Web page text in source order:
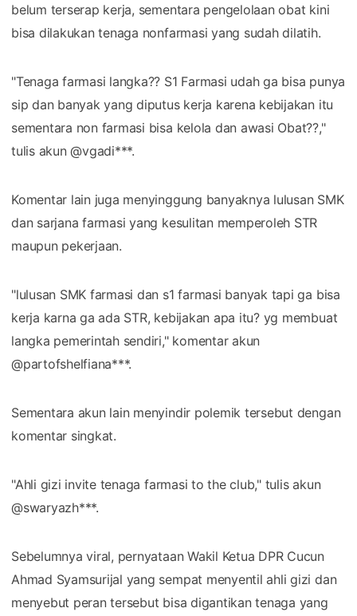
belum terserap kerja, sementara pengelolaan obat kini
bisa dilakukan tenaga nonfarmasi yang sudah dilatih.
"Tenaga farmasi langka?? S1 Farmasi udah ga bisa punya
sip dan banyak yang diputus kerja karena kebijakan itu
sementara non farmasi bisa kelola dan awasi Obat??,"
tulis akun @vgadi***.
Komentar lain juga menyinggung banyaknya lulusan SMK
dan sarjana farmasi yang kesulitan memperoleh STR
maupun pekerjaan.
"lulusan SMK farmasi dan s1 farmasi banyak tapi ga bisa
kerja karna ga ada STR, kebijakan apa itu? yg membuat
langka pemerintah sendiri," komentar akun
@partofshelfiana***.
Sementara akun lain menyindir polemik tersebut dengan
komentar singkat.
"Ahli gizi invite tenaga farmasi to the club," tulis akun
@swaryazh***.
Sebelumnya viral, pernyataan Wakil Ketua DPR Cucun
Ahmad Syamsurijal yang sempat menyentil ahli gizi dan
menyebut peran tersebut bisa digantikan tenaga yang